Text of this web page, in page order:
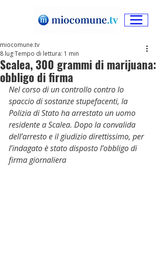
Scalea, 300 grammi di marijuana:
obbligo di firma
miocomune.tv
8 lugTempo di lettura: 1 min
Nel corso di un controllo contro lo
spaccio di sostanze stupefacenti, la
Polizia di Stato ha arrestato un uomo
residente a Scalea. Dopo la convalida
dell’arresto e il giudizio direttissimo, per
l’indagato è stato disposto l’obbligo di
firma giornaliera